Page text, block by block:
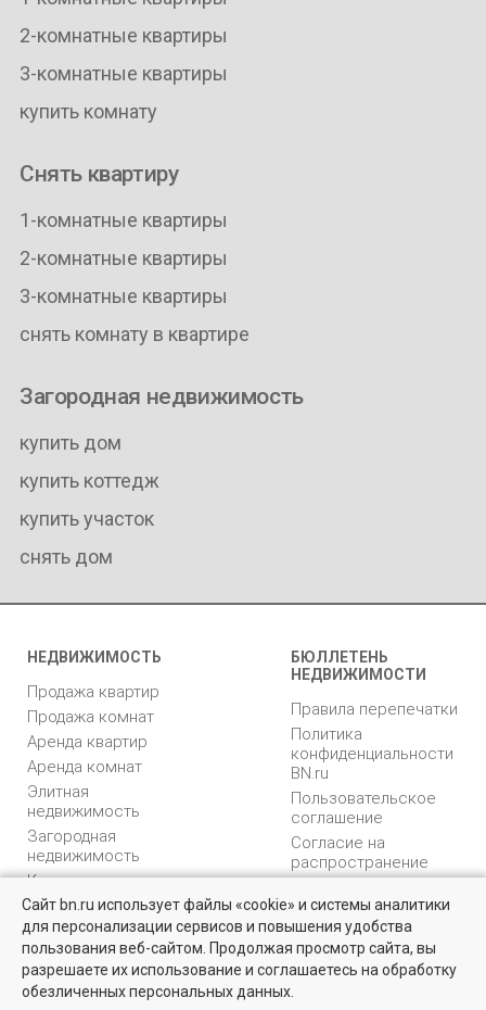
Найти квартиру - это просто!
Выбирайте среди 14 тысяч проверенных вариантов на вторичом
рынке жилья на портале BN.ru
2-комнатные квартиры
3-комнатные квартиры
купить комнату
Снять квартиру
1-комнатные квартиры
2-комнатные квартиры
3-комнатные квартиры
снять комнату в квартире
Загородная недвижимость
купить дом
купить коттедж
купить участок
снять дом
НЕДВИЖИМОСТЬ
Продажа квартир
Продажа комнат
Аренда квартир
Аренда комнат
Элитная
недвижимость
Загородная
недвижимость
Коммерческая
недвижимость
БЮЛЛЕТЕНЬ
НЕДВИЖИМОСТИ
Правила перепечатки
Политика
конфиденциальности
BN.ru
Пользовательское
соглашение
Согласие на
распространение
персональных данных
Карта сайта
Медийная реклама
PR продвижение
Сайт bn.ru использует файлы «cookie» и системы аналитики
для персонализации сервисов и повышения удобства
пользования веб-сайтом. Продолжая просмотр сайта, вы
разрешаете их использование и соглашаетесь на обработку
обезличенных персональных данных.